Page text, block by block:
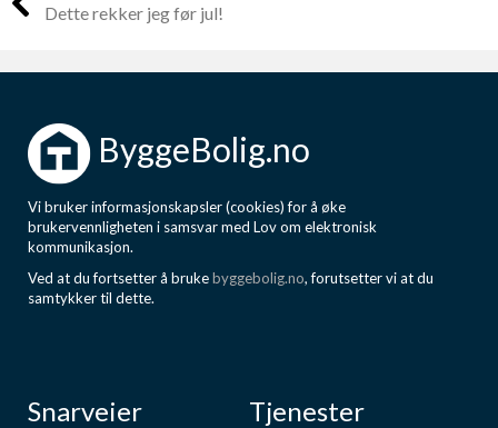
Dette rekker jeg før jul!
ByggeBolig.no
Vi bruker informasjonskapsler (cookies) for å øke
brukervennligheten i samsvar med Lov om elektronisk
kommunikasjon.
Ved at du fortsetter å brukebyggebolig.no, forutsetter vi at du
samtykker til dette.
Snarveier Tjenester